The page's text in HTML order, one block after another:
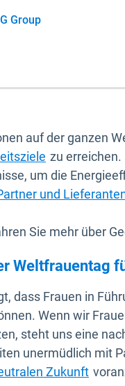
Group
auf der ganzen
zu
um die
und
Sie mehr über
Weltfrauentag
dass Frauen in
Wenn wir
steht uns eine
unermüdlich mit
Zukunft